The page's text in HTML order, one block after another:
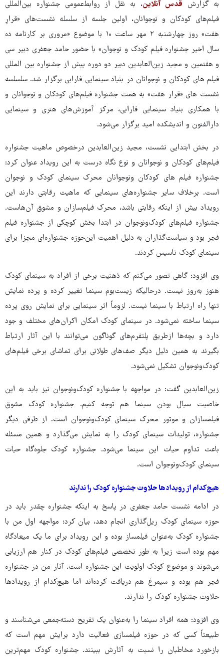
به گزارش قدس آنلاین، به نقل از روابط‌عمومی جشنواره بین‌المللی
فیلم‌های کودکان و نوجوانان، اولین جلسه از سلسله نشست‌های «قرارِ
هفت» روز چهارشنبه ۲ مهر ساعت ۱۰ با موضوع «مروری بر کارنامه ده
سال اخیر جشنواره فیلم کودک و نوجوان» با حضور حامد جعفری دبیر سی
و هفتمین و مجید زین‌العابدین دبیر دو دوره پیش از جشنواره بین المللی
فیلم های کودکان و نوجوانان در بنیاد سینمایی فارابی برگزار شد. سلسلسه
نشست های «قرار هفت» به همت جشنواره فیلم‌های کودکان و نوجوانان و
با همکاری بنیاد سینمایی فارابی، مرکز آموزش‌های هنری و سینمایی
دارالفنون و اندیشکده امید برگزار می‌شود.
در بخش ابتدایی نشست، مجید زین‌العابدین درخصوص ماهیت جشنواره
فیلم‌های کودکان و نوجوانان و نوع نگاه درست به این رویداد عنوان کرد:
جشنواره فیلم های کودکان ‌ونوجوانان محرک سینمای کودک‌ و نوجوان
است. برخلاف سایر جشنواره‌های سینمایی که ماهیت رقابتی دارند این
رویداد بیش از اینکه رقابتی باشد، محرک فیلم‌سازان و مشوق آن‌هاست.
جشنواره فیلم‌های کودک‌ونوجوان در ابتدا بخش کوچکی از جشنواره فیلم
فجر بود و سیاست‌گذاران به دلیل اهمیت این‌حوزه جشنواره‌ای مجزا برای
سینمای کودک تاسیس کردند.
وی افزود: گاهی تصور می‌کنم که ذهنیت برخی از افراد به سینمای کودک
هنوز به‌روز نیست. درحالیکه زیست‌بوم سینما تغییر کرده و پرده نمایش
تنها راه ارتباط با سینما نیست. لزوماً اثر سینمایی برای نمایش روی پرده
سینما ساخته نمی‌شود. در سینمای کودک امکان اکران‌های مختلف و جود
دارد و بچه‌ها ازطریق پلتفرم‌های گوناگون می‌توانند با این آثار ارتباط
بگیرند به همین دلیل دیگر صف‌های طولانی برای تماشای برخی فیلم‌های
کودک‌ونوجوان تشکیل نمی‌شود.
زین‌العابدین گفت: در مواجهه با جشنواره کودک‌ونوجوان نیز باید به این
خاصیت سیال بودن سینما هم توجه کنیم. جشنواره کودک مشوق
فیلمسازان و موتور محرک سینمای کودک‌ونوجوان است. از طرفی دیگر
جشنواره، تولیدات سینمای کودک را به نمایش می‌گذارد و همین مسئله
باعث تداوم حیات این سینما می‌شود. جشنواره کودک جلوه‌گاه حیات
سینمای کودک‌ونوجوان است.
هیچ‌کدام از رویدادها حلاوت جشنواره کودک را ندارند
در ادامه نشست حامد جعفری در پاسخ به اینکه جشنواره چقدر باید در
حوزه سینمای کودک ریل‌گذاری انجام دهد، بیان کرد: مواجهه اول من با
جشنواره کودک به‌عنوان فیلمساز بوده و این رویداد برای ما یک میعادگاه
مهم بوده است زیرا به طور تخصصی فیلم‌های کودک در کنار هم ارزیابی
می‌شوند و موضوع کودک اولویت این جشنواره است. آثار من در جشنواره
فجر هم بوده و سیمرغ هم دریافت کرده‌اند اما هیچ‌کدام از رویدادها
حلاوت جشنواره کودک را ندارند.
وی افزود: همه افراد سینما را به‌عنوان یک تفریح دسته‌جمعی می‌شناسند و
طبیعتاً کسی که در حوزه فیلمسازی فعالیت دارد برایش مهم است که
بازخورد مخاطبان را نسبت به آثارش ببینند. جشنواره کودک مهم‌ترین